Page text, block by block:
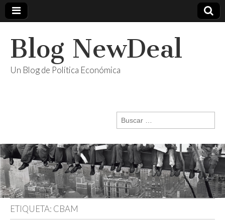
Blog NewDeal
Un Blog de Política Económica
Buscar:
ETIQUETA: CBAM